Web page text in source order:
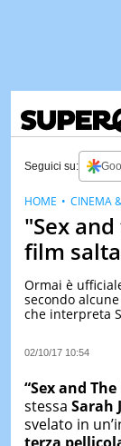
Seguici su:
"Sex
film
Ormai è
secondo
che interpreta
02/10/17 10:54
HOME CINEMA
“Sex and The
stessa Sarah
svelato in
terza